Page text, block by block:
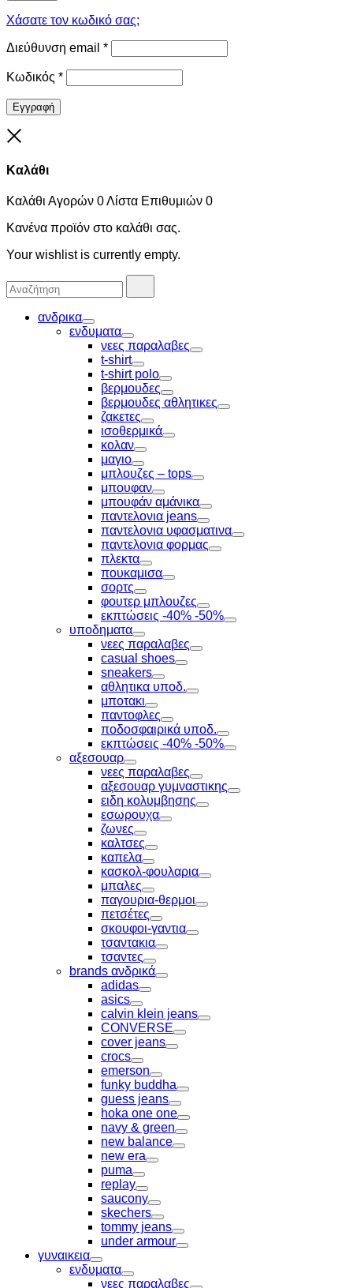
Χάσατε τον κωδικό σας;
Διεύθυνση email *
Κωδικός *
Εγγραφή
Καλάθι
Καλάθι Αγορών 0Λίστα Επιθυμιών 0
Κανένα προϊόν στο καλάθι σας.
Your wishlist is currently empty.
Αναζήτησα
για:
ανδρικα
Toggle
ενδυματα
Toggle
νεες παραλαβες
Toggle
t-shirt
Toggle
t-shirt polo
Toggle
βερμουδες
Toggle
βερμουδες αθλητικες
Toggle
ζακετες
Toggle
ισοθερμικά
Toggle
κολαν
Toggle
μαγιο
Toggle
μπλουζες – tops
Toggle
μπουφαν
Toggle
μπουφάν αμάνικα
Toggle
παντελονια jeans
Toggle
παντελονια υφασματινα
Toggle
παντελονια φορμας
Toggle
πλεκτα
Toggle
πουκαμισα
Toggle
σορτς
Toggle
φουτερ μπλουζες
Toggle
εκπτώσεις -40% -50%
Toggle
υποδηματα
Toggle
νεες παραλαβες
Toggle
casual shoes
Toggle
sneakers
Toggle
αθλητικα υποδ.
Toggle
μποτακι
Toggle
παντοφλες
Toggle
ποδοσφαιρικά υποδ.
Toggle
εκπτώσεις -40% -50%
Toggle
αξεσουαρ
Toggle
νεες παραλαβες
Toggle
αξεσουαρ γυμναστικης
Toggle
ειδη κολυμβησης
Toggle
εσωρουχα
Toggle
ζωνες
Toggle
καλτσες
Toggle
καπελα
Toggle
κασκολ-φουλαρια
Toggle
μπαλες
Toggle
παγουρια-θερμοι
Toggle
πετσέτες
Toggle
σκουφοι-γαντια
Toggle
τσαντακια
Toggle
τσαντες
Toggle
brands ανδρικά
Toggle
adidas
Toggle
asics
Toggle
calvin klein jeans
Toggle
CONVERSE
Toggle
cover jeans
Toggle
crocs
Toggle
emerson
Toggle
funky buddha
Toggle
guess jeans
Toggle
hoka one one
Toggle
navy & green
Toggle
new balance
Toggle
new era
Toggle
puma
Toggle
replay
Toggle
saucony
Toggle
skechers
Toggle
tommy jeans
Toggle
under armour
Toggle
γυναικεια
Toggle
ενδυματα
Toggle
νεες παραλαβες